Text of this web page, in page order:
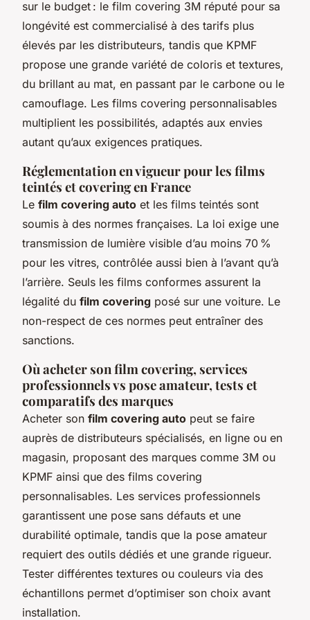
sur le budget : le film covering 3M réputé pour sa
longévité est commercialisé à des tarifs plus
élevés par les distributeurs, tandis que KPMF
propose une grande variété de coloris et textures,
du brillant au mat, en passant par le carbone ou le
camouflage. Les films covering personnalisables
multiplient les possibilités, adaptés aux envies
autant qu’aux exigences pratiques.
Réglementation en vigueur pour les films
teintés et covering en France
Le film covering auto et les films teintés sont
soumis à des normes françaises. La loi exige une
transmission de lumière visible d’au moins 70 %
pour les vitres, contrôlée aussi bien à l’avant qu’à
l’arrière. Seuls les films conformes assurent la
légalité du film covering posé sur une voiture. Le
non-respect de ces normes peut entraîner des
sanctions.
Où acheter son film covering, services
professionnels vs pose amateur, tests et
comparatifs des marques
Acheter son film covering auto peut se faire
auprès de distributeurs spécialisés, en ligne ou en
magasin, proposant des marques comme 3M ou
KPMF ainsi que des films covering
personnalisables. Les services professionnels
garantissent une pose sans défauts et une
durabilité optimale, tandis que la pose amateur
requiert des outils dédiés et une grande rigueur.
Tester différentes textures ou couleurs via des
échantillons permet d’optimiser son choix avant
installation.